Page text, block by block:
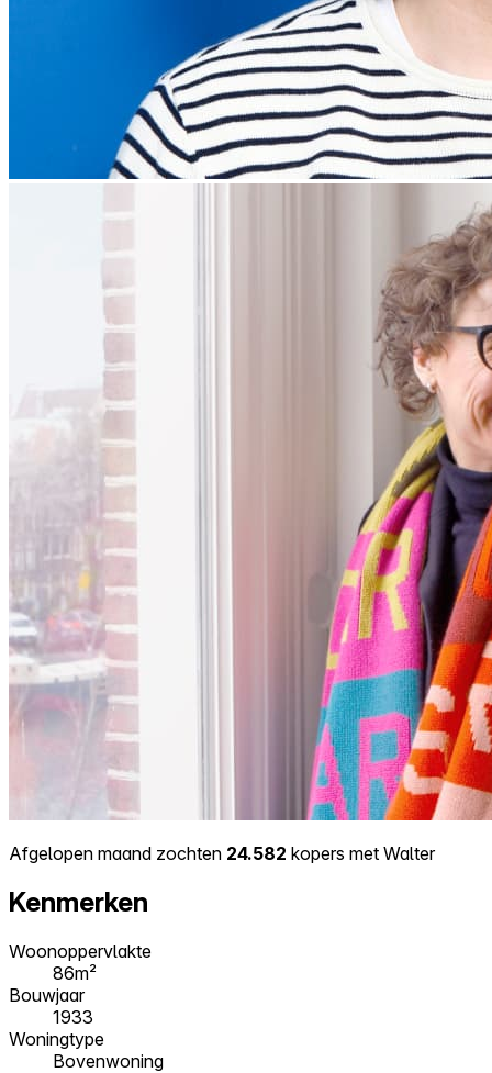
Afgelopen maand zochten 24.582 kopers met Walter
Kenmerken
Woonoppervlakte
86m²
Bouwjaar
1933
Woningtype
Bovenwoning